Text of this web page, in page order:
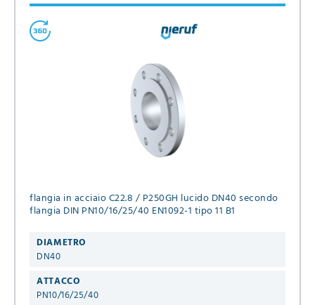
flangia in acciaio C22.8 / P250GH lucido DN40 secondo
flangia DIN PN10/16/25/40 EN1092-1 tipo 11 B1
DIAMETRO
DN40
ATTACCO
PN10/16/25/40